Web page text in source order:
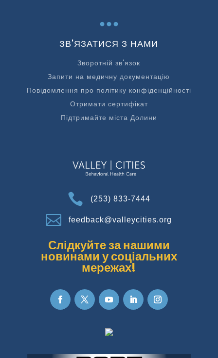
...
ЗВ'ЯЗАТИСЯ З НАМИ
Зворотній зв'язок
Запити на медичну документацію
Повідомлення про політику конфіденційності
Отримати сертифікат
Підтримайте міста Долини
 (253) 833-7444
 feedback@valleycities.org
Слідкуйте за нашими
новинами у соціальних
мережах!